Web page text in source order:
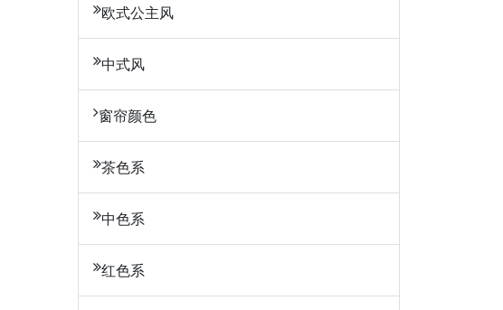
欧式公主风
中式风
窗帘颜色
茶色系
中色系
红色系